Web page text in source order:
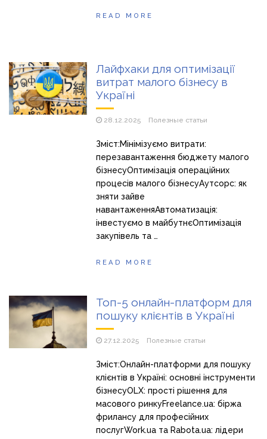
READ MORE
Лайфхаки для оптимізації
витрат малого бізнесу в
Україні
28.12.2025 Полезные статьи
Зміст:Мінімізуємо витрати:
перезавантаження бюджету малого
бізнесуОптимізація операційних
процесів малого бізнесуАутсорс: як
зняти зайве
навантаженняАвтоматизація:
інвестуємо в майбутнєОптимізація
закупівель та …
READ MORE
Топ-5 онлайн-платформ для
пошуку клієнтів в Україні
27.12.2025 Полезные статьи
Зміст:Онлайн-платформи для пошуку
клієнтів в Україні: основні інструменти
бізнесуOLX: прості рішення для
масового ринкуFreelance.ua: біржа
фрилансу для професійних
послугWork.ua та Rabota.ua: лідери